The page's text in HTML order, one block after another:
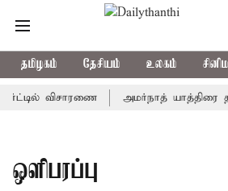
தமிழகம் தேசியம் உலகம்
விசாரணை அமர்நாத் யாத்திரை
ஒளிபரப்பு